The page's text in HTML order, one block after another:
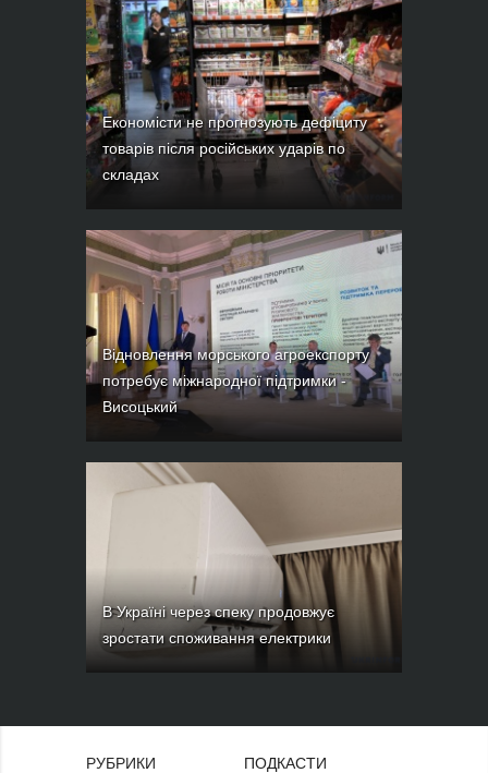
Економісти не прогнозують дефіциту
товарів після російських ударів по
складах
Відновлення морського агроекспорту
потребує міжнародної підтримки -
Висоцький
В Україні через спеку продовжує
зростати споживання електрики
РУБРИКИ
ПОДКАСТИ